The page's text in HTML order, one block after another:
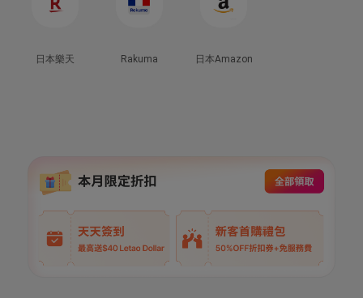
日本樂天 Rakuma 日本Amazon